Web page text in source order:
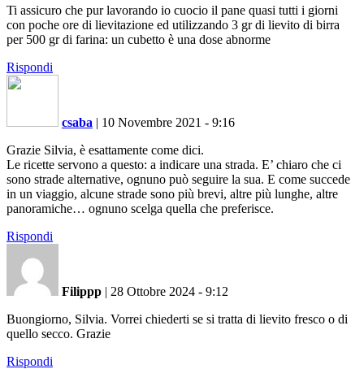
Ti assicuro che pur lavorando io cuocio il pane quasi tutti i giorni
con poche ore di lievitazione ed utilizzando 3 gr di lievito di birra
per 500 gr di farina: un cubetto è una dose abnorme
Rispondi
csaba | 10 Novembre 2021 - 9:16
Grazie Silvia, è esattamente come dici.
Le ricette servono a questo: a indicare una strada. E’ chiaro che ci
sono strade alternative, ognuno può seguire la sua. E come succede
in un viaggio, alcune strade sono più brevi, altre più lunghe, altre
panoramiche… ognuno scelga quella che preferisce.
Rispondi
Filippp | 28 Ottobre 2024 - 9:12
Buongiorno, Silvia. Vorrei chiederti se si tratta di lievito fresco o di
quello secco. Grazie
Rispondi